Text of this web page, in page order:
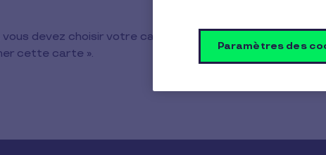
vous devez choisir votre carte Pluxee et cliquer sur le
cette carte ».
Paramètres des